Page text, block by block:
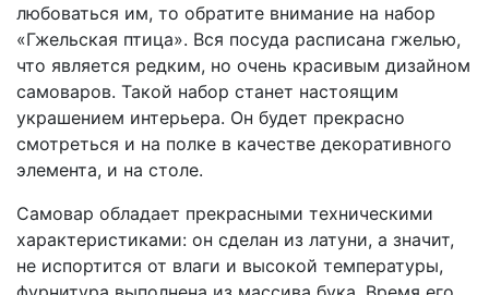
любоваться им, то обратите внимание на набор
«Гжельская птица». Вся посуда расписана гжелью,
что является редким, но очень красивым дизайном
самоваров. Такой набор станет настоящим
украшением интерьера. Он будет прекрасно
смотреться и на полке в качестве декоративного
элемента, и на столе.
Самовар обладает прекрасными техническими
характеристиками: он сделан из латуни, а значит,
не испортится от влаги и высокой температуры,